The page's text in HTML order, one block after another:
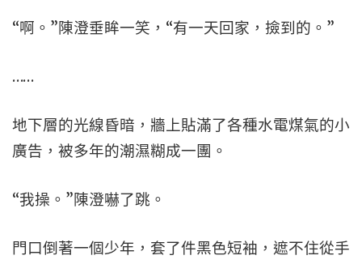
“啊。”陳澄垂眸一笑，“有一天回家，撿到的。”
……
地下層的光線昏暗，牆上貼滿了各種水電煤氣的小
廣告，被多年的潮濕糊成一團。
“我操。”陳澄嚇了跳。
門口倒著一個少年，套了件黑色短袖，遮不住從手